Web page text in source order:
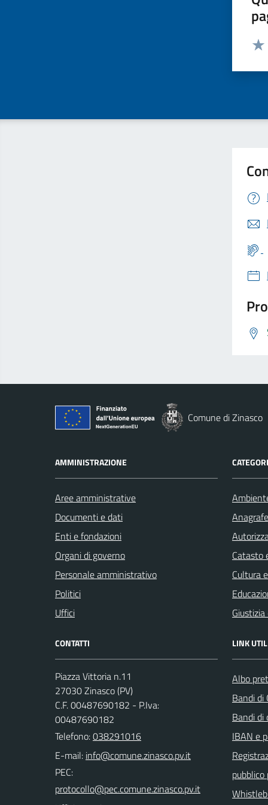
Comune di Zinasco
AMMINISTRAZIONE
Aree amministrative
Documenti e dati
Enti e fondazioni
Organi di governo
Personale amministrativo
Politici
Uffici
Catasto
Cultura
CONTATTI
Piazza Vittoria n.11
27030 Zinasco (PV)
C.F. 00487690182 - P.Iva:
00487690182
Telefono:038291016
E-mail:
PEC:
LINK
Albo
Bandi di
Bandi di
IBAN e